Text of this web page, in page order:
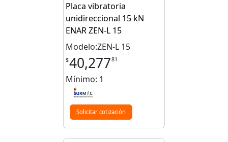
Placa vibratoria
unidireccional 15 kN
ENAR ZEN‑L 15
Modelo:ZEN-L 15
$40,27781
Mínimo: 1
Solicitar cotización